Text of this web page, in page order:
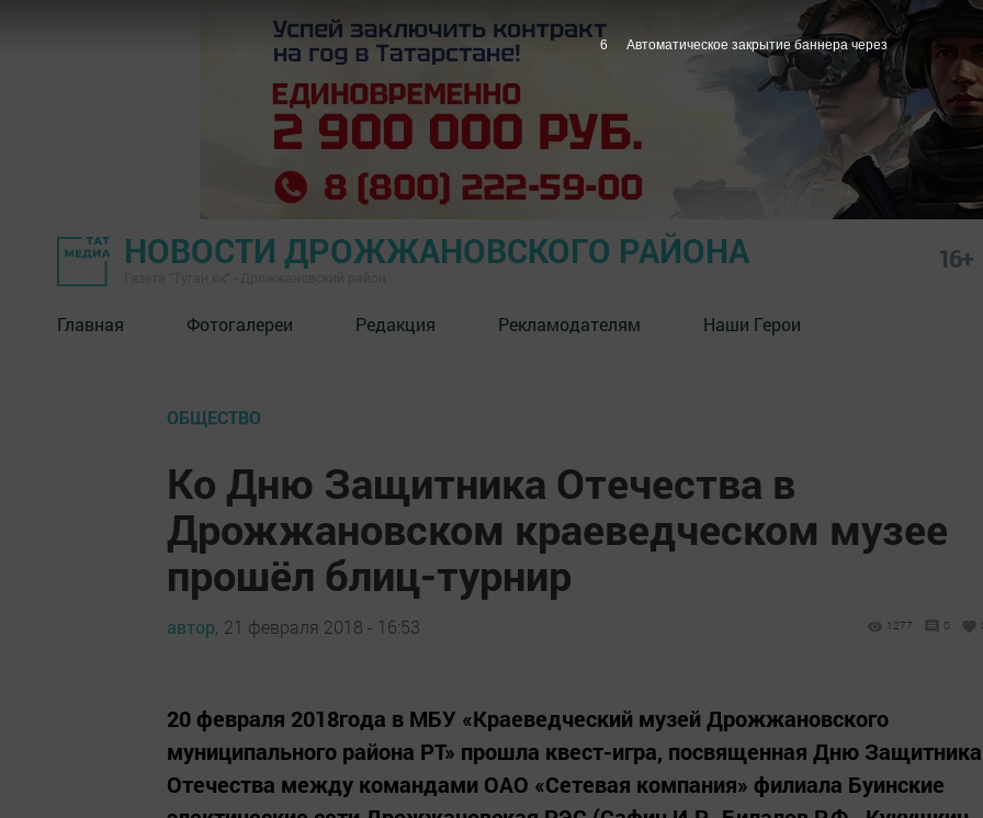
НОВОСТИ ДРОЖЖАНОВСКОГО РАЙОНА 16+
Главная Фотогалереи Редакция Рекламодателям Наши Герои
ОБЩЕСТВО
Ко Дню Защитника Отечества в
Дрожжановском краеведческом музее
прошёл блиц-турнир
автор, 21 февраля 2018 - 16:53 1277 0
20 февраля 2018года в МБУ «Краеведческий музей Дрожжановского
муниципального района РТ» прошла квест-игра, посвященная Дню Защитника
Отечества между командами ОАО «Сетевая компания» филиала Буинские
5 Автоматическое закрытие баннера через